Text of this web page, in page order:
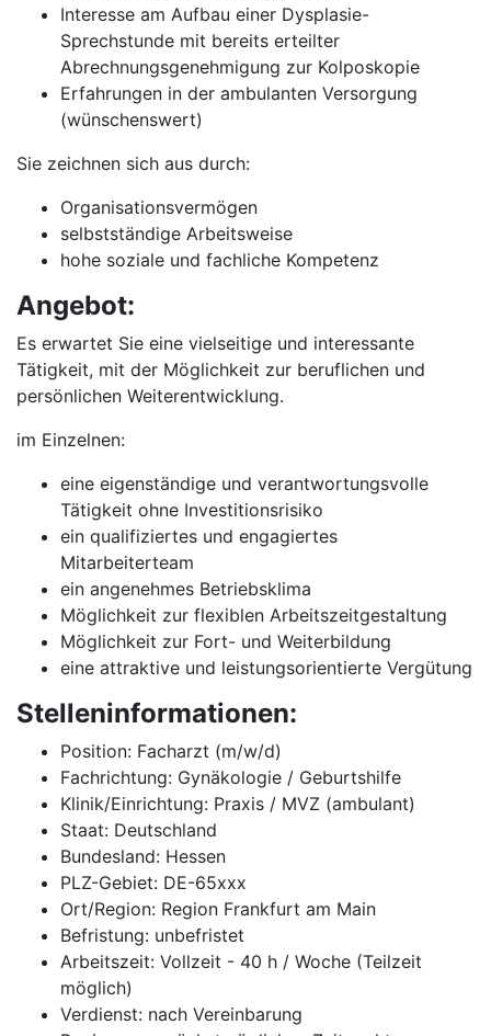
Interesse am Aufbau einer Dysplasie-
Sprechstunde mit bereits erteilter
Abrechnungsgenehmigung zur Kolposkopie
Erfahrungen in der ambulanten Versorgung
(wünschenswert)
Sie zeichnen sich aus durch:
Organisationsvermögen
selbstständige Arbeitsweise
hohe soziale und fachliche Kompetenz
Angebot:
Es erwartet Sie eine vielseitige und interessante
Tätigkeit, mit der Möglichkeit zur beruflichen und
persönlichen Weiterentwicklung.
im Einzelnen:
eine eigenständige und verantwortungsvolle
Tätigkeit ohne Investitionsrisiko
ein qualifiziertes und engagiertes
Mitarbeiterteam
ein angenehmes Betriebsklima
Möglichkeit zur flexiblen Arbeitszeitgestaltung
Möglichkeit zur Fort- und Weiterbildung
eine attraktive und leistungsorientierte Vergütung
Stelleninformationen:
Position: Facharzt (m/w/d)
Fachrichtung: Gynäkologie / Geburtshilfe
Klinik/Einrichtung: Praxis / MVZ (ambulant)
Staat: Deutschland
Bundesland: Hessen
PLZ-Gebiet: DE-65xxx
Ort/Region: Region Frankfurt am Main
Befristung: unbefristet
Arbeitszeit: Vollzeit - 40 h / Woche (Teilzeit
möglich)
Verdienst: nach Vereinbarung